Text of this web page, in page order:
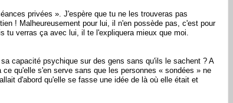
privées ». J'espère que tu ne les trouveras pas
! Malheureusement pour lui, il n'en possède pas, c'est pour
tu verras ça avec lui, il te l'expliquera mieux que moi.
capacité psychique sur des gens sans qu'ils le sachent ? A
qu'elle s'en serve sans que les personnes « sondées » ne
d'abord qu'elle se fasse une idée de là où elle était et